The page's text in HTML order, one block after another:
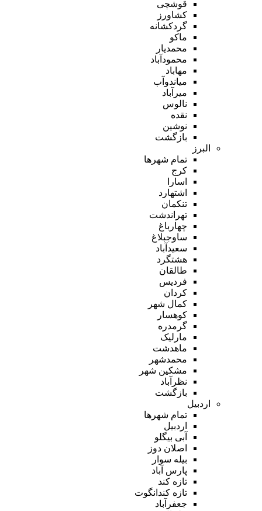
قوشچی
کشاورز
گردکشانه
ماکو
محمدیار
محمودآباد
مهاباد
میاندوآب
میرآباد
نالوس
نقده
نوشین
بازگشت
البرز
تمام شهر‌ها
کرج
اسارا
اشتهارد
تنکمان
تهراندشت
چهارباغ
ساوجبلاغ
سعیدآباد
هشتگرد
طالقان
فردیس
کردان
کمال شهر
کوهسار
گرمدره
مارلیک
ماهدشت
محمدشهر
مشکین شهر
نظرآباد
بازگشت
اردبیل
تمام شهر‌ها
اردبیل
آبی بیگلو
اصلان دوز
بیله سوار
پارس آباد
تازه کند
تازه کندانگوت
جعفرآباد